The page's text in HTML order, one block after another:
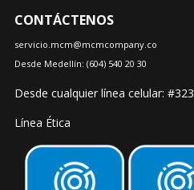
CONTÁCTENOS
servicio.mcm@mcmcompany.co
Desde Medellín: (604)540 20 30
Desde cualquier línea celular: #323
Línea Ética